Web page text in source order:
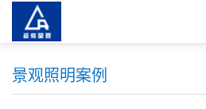
景观照明案例